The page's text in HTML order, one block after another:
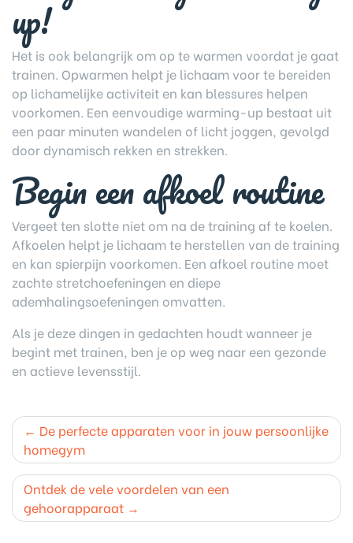
up!
Het is ook belangrijk om op te warmen voordat je gaat
trainen. Opwarmen helpt je lichaam voor te bereiden
op lichamelijke activiteit en kan blessures helpen
voorkomen. Een eenvoudige warming-up bestaat uit
een paar minuten wandelen of licht joggen, gevolgd
door dynamisch rekken en strekken.
Begin een afkoel routine
Vergeet ten slotte niet om na de training af te koelen.
Afkoelen helpt je lichaam te herstellen van de training
en kan spierpijn voorkomen. Een afkoel routine moet
zachte stretchoefeningen en diepe
ademhalingsoefeningen omvatten.
Als je deze dingen in gedachten houdt wanneer je
begint met trainen, ben je op weg naar een gezonde
en actieve levensstijl.
Post
navigation
De perfecte apparaten voor in jouw persoonlijke
homegym
Ontdek de vele voordelen van een
gehoorapparaat